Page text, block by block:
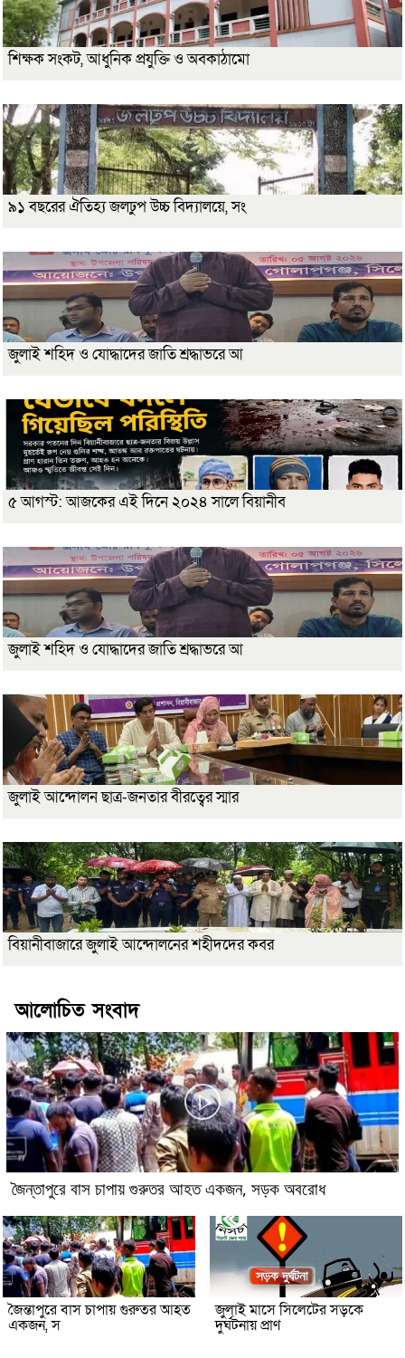
শিক্ষক সংকট, আধুনিক প্রযুক্তি ও অবকাঠামো
৯১ বছরের ঐতিহ্য জলঢুপ উচ্চ বিদ্যালয়ে, সং
জুলাই শহিদ ও যোদ্ধাদের জাতি শ্রদ্ধাভরে আ
৫ আগস্ট: আজকের এই দিনে ২০২৪ সালে বিয়ানীব
জুলাই শহিদ ও যোদ্ধাদের জাতি শ্রদ্ধাভরে আ
জুলাই আন্দোলন ছাত্র-জনতার বীরত্বের স্মার
বিয়ানীবাজারে জুলাই আন্দোলনের শহীদদের কবর
আলোচিত সংবাদ
জৈন্তাপুরে বাস চাপায় গুরুতর আহত একজন, সড়ক অবরোধ
জৈন্তাপুরে বাস চাপায় গুরুতর আহত
একজন, স
জুলাই মাসে সিলেটের সড়কে
দুর্ঘটনায় প্রাণ